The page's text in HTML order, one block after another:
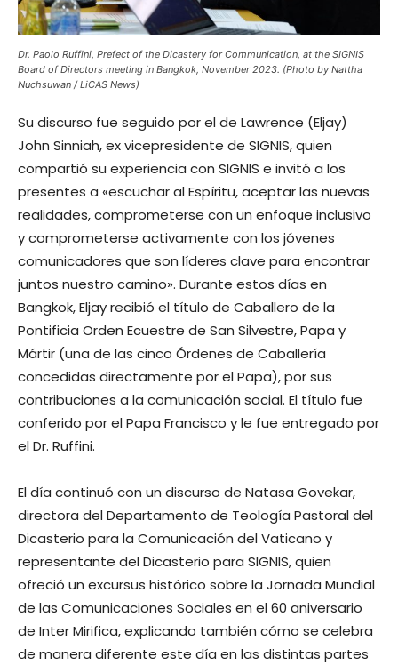
Dr. Paolo Ruffini, Prefect of the Dicastery for Communication, at the SIGNIS
Board of Directors meeting in Bangkok, November 2023. (Photo by Nattha
Nuchsuwan / LiCAS News)
Su discurso fue seguido por el de Lawrence (Eljay)
John Sinniah, ex vicepresidente de SIGNIS, quien
compartió su experiencia con SIGNIS e invitó a los
presentes a «escuchar al Espíritu, aceptar las nuevas
realidades, comprometerse con un enfoque inclusivo
y comprometerse activamente con los jóvenes
comunicadores que son líderes clave para encontrar
juntos nuestro camino». Durante estos días en
Bangkok, Eljay recibió el título de Caballero de la
Pontificia Orden Ecuestre de San Silvestre, Papa y
Mártir (una de las cinco Órdenes de Caballería
concedidas directamente por el Papa), por sus
contribuciones a la comunicación social. El título fue
conferido por el Papa Francisco y le fue entregado por
el Dr. Ruffini.
El día continuó con un discurso de Natasa Govekar,
directora del Departamento de Teología Pastoral del
Dicasterio para la Comunicación del Vaticano y
representante del Dicasterio para SIGNIS, quien
ofreció un excursus histórico sobre la Jornada Mundial
de las Comunicaciones Sociales en el 60 aniversario
de Inter Mirifica, explicando también cómo se celebra
de manera diferente este día en las distintas partes